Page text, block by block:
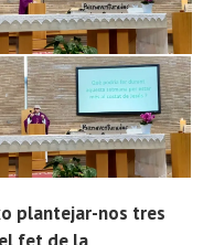
plantejar-nos tres